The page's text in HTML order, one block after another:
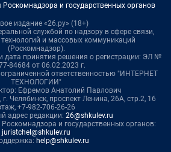
и государственных органов
издание «26.ру» (18+)
службой по надзору в сфере связи,
и массовых коммуникаций
(Роскомнадзор).
дата принятия решения о регистрации: ЭЛ №
84684 от 06.02.2023 г.
ответственностью "ИНТЕРНЕТ
ТЕХНОЛОГИИ"
Ефремов Анатолий Павлович
Челябинск, проспект Ленина, 26А, стр.2, 16
+7-982-706-26-26
адрес редакции: 26@shkulev.ru
и государственных органов:
juristchel@shkulev.ru
help@shkulev.ru